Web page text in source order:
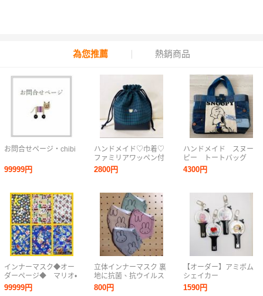
為您推薦 熱銷商品
お問合せページ・chibi
99999円
インナーマスク◆オー
ダーページ◆ マリオ•
スマブラ
99999円
ハンドメイド♡巾着♡
ファミリアワッペン付
き♡青チェック♡
2800円
立体インナーマスク 裏
地に抗菌、抗ウイルス
加工生地使用 ご注文受
付ページ
800円
ハンドメイド スヌー
ピー トートバッグ
4300円
【オーダー】アミボム
シェイカー
1590円